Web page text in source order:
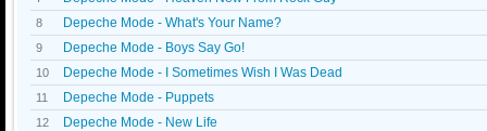
8 Depeche Mode - What's Your Name?
9 Depeche Mode - Boys Say Go!
10 Depeche Mode - I Sometimes Wish I Was Dead
11 Depeche Mode - Puppets
12 Depeche Mode - New Life